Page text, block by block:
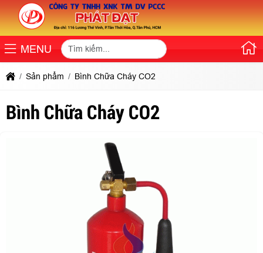
MENU
Sản phẩm Bình Chữa Cháy CO2
Bình Chữa Cháy CO2